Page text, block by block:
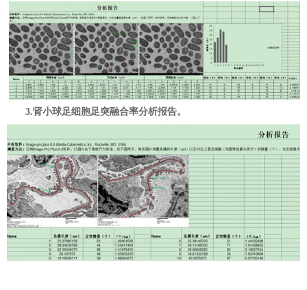
3.肾小球足细胞足突融合率分析报告。